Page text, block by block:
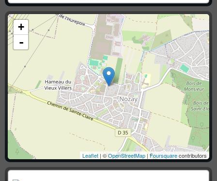
+
-
Leaflet | ©OpenStreetMap |Foursquarecontributors